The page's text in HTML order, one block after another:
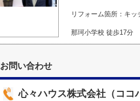
リフォーム箇所：キ
那珂小学校 徒歩17分
お問い合わせ
心々ハウス株式会社（ココ